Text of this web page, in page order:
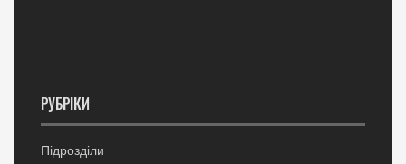
РУБРІКИ
Підрозділи